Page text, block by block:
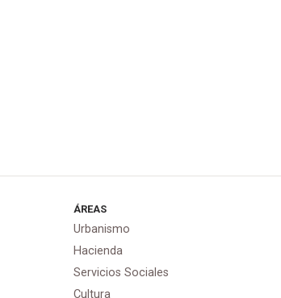
ÁREAS
Urbanismo
Hacienda
Servicios Sociales
Cultura